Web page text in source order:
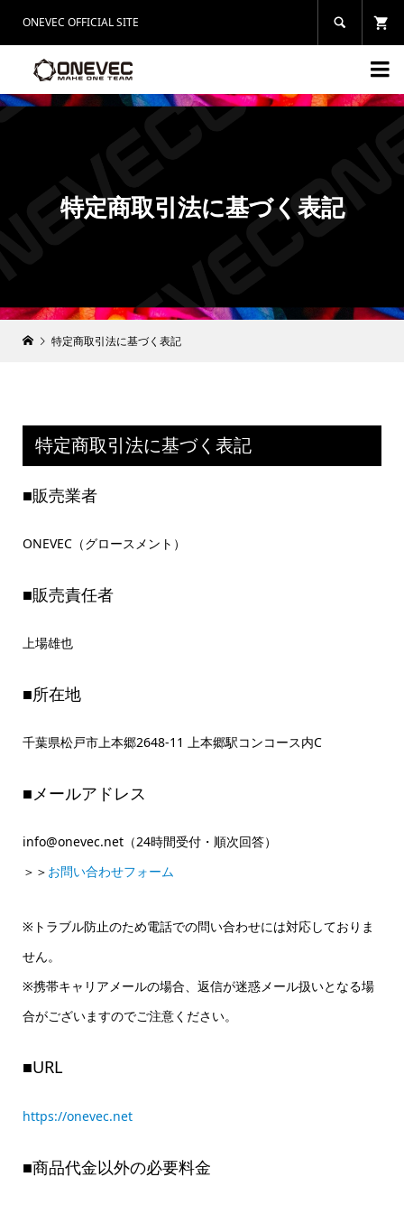
ONEVEC OFFICIAL SITE 

特定商取引法に基づく表記
特定商取引法に基づく表記
特定商取引法に基づく表記
■販売業者
ONEVEC（グロースメント）
■販売責任者
上場雄也
■所在地
千葉県松戸市上本郷2648-11 上本郷駅コンコース内C
■メールアドレス
info@onevec.net（24時間受付・順次回答）
＞＞ お問い合わせフォーム
※トラブル防止のため電話での問い合わせには対応しておりま
せん。
※携帯キャリアメールの場合、返信が迷惑メール扱いとなる場
合がございますのでご注意ください。
■URL
https://onevec.net
■商品代金以外の必要料金